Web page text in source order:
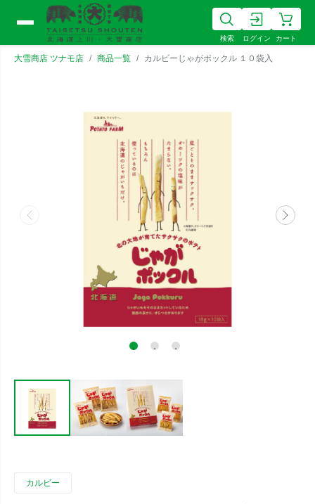
検索 ログイン カート
大雪商店 ツナモ店 商品一覧 カルビーじゃがポックル １０袋入
カルビー